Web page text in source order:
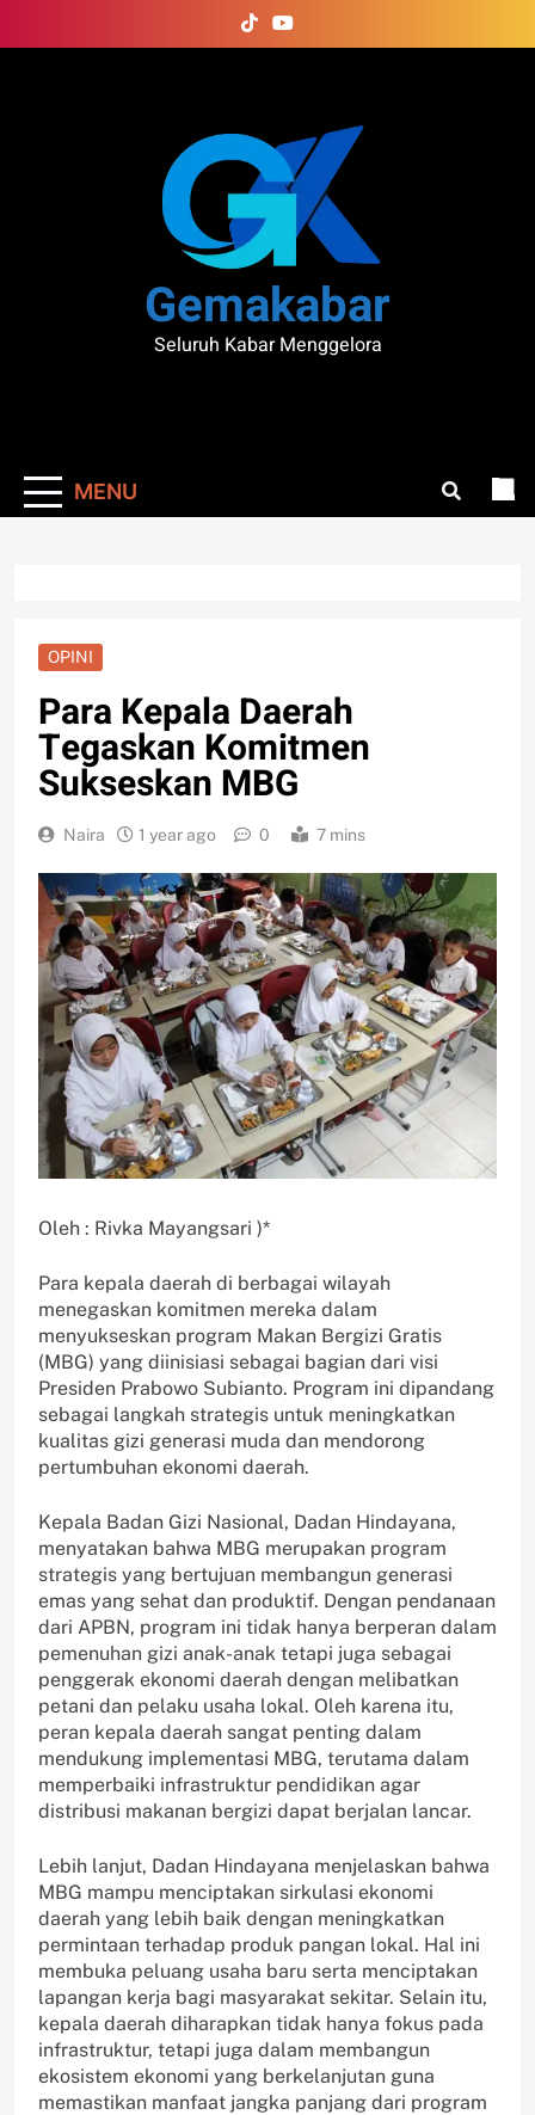
to
Gemakabar
Seluruh Kabar Menggelora
MENU
OPINI
Para Kepala Daerah
Tegaskan Komitmen
Sukseskan MBG
Naira 1 year ago 0 7 mins
Oleh : Rivka Mayangsari )*
Para kepala daerah di berbagai wilayah
menegaskan komitmen mereka dalam
menyukseskan program Makan Bergizi Gratis
(MBG) yang diinisiasi sebagai bagian dari visi
Presiden Prabowo Subianto. Program ini dipandang
sebagai langkah strategis untuk meningkatkan
kualitas gizi generasi muda dan mendorong
pertumbuhan ekonomi daerah.
Kepala Badan Gizi Nasional, Dadan Hindayana,
menyatakan bahwa MBG merupakan program
strategis yang bertujuan membangun generasi
emas yang sehat dan produktif. Dengan pendanaan
dari APBN, program ini tidak hanya berperan dalam
pemenuhan gizi anak-anak tetapi juga sebagai
penggerak ekonomi daerah dengan melibatkan
petani dan pelaku usaha lokal. Oleh karena itu,
peran kepala daerah sangat penting dalam
mendukung implementasi MBG, terutama dalam
memperbaiki infrastruktur pendidikan agar
distribusi makanan bergizi dapat berjalan lancar.
Lebih lanjut, Dadan Hindayana menjelaskan bahwa
MBG mampu menciptakan sirkulasi ekonomi
daerah yang lebih baik dengan meningkatkan
permintaan terhadap produk pangan lokal. Hal ini
membuka peluang usaha baru serta menciptakan
lapangan kerja bagi masyarakat sekitar. Selain itu,
kepala daerah diharapkan tidak hanya fokus pada
infrastruktur, tetapi juga dalam membangun
ekosistem ekonomi yang berkelanjutan guna
memastikan manfaat jangka panjang dari program